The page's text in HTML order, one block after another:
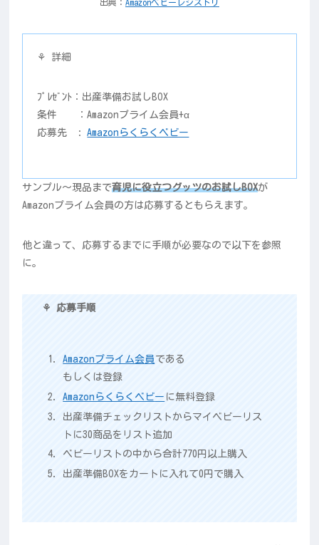
出典： Amazonベビーレジストリ
⚘ 詳細
ﾌﾟﾚｾﾞﾝﾄ：出産準備お試しBOX
条件 ：Amazonプライム会員+α
応募先 :Amazonらくらくベビー
サンプル～現品まで育児に役立つグッツのお試しBOXが
Amazonプライム会員の方は応募するともらえます。
他と違って、応募するまでに手順が必要なので以下を参照
に。
⚘ 応募手順
Amazonプライム会員 である
もしくは登録
Amazonらくらくベビー に無料登録
出産準備チェックリストからマイベビーリス
トに30商品をリスト追加
ベビーリストの中から合計770円以上購入
出産準備BOXをカートに入れて0円で購入